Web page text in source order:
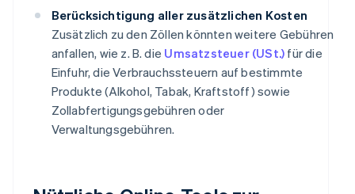
Berücksichtigung aller zusätzlichen Kosten
Zusätzlich zu den Zöllen könnten weitere Gebühren
anfallen, wie z. B. die Umsatzsteuer (USt.) für die
Einfuhr, die Verbrauchssteuern auf bestimmte
Produkte (Alkohol, Tabak, Kraftstoff) sowie
Zollabfertigungsgebühren oder
Verwaltungsgebühren.